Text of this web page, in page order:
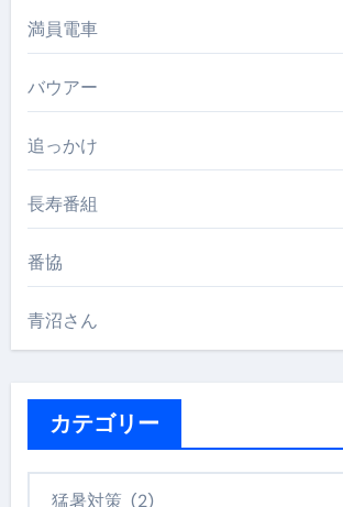
満員電車
バウアー
追っかけ
長寿番組
番協
青沼さん
カテゴリー